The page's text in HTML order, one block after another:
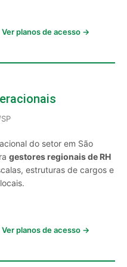
Ver planos de acesso →
do setor em São
gestores regionais de RH
estruturas de cargos e
Ver planos de acesso →